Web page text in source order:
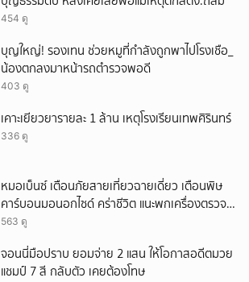
454 ดู
บุญใหญ่! รองเทน ช่วยหมูที่กำลังถูกพาไปโรงเชือ_
น้องตกลงมาหน้ารถตำรวจพอดี
403 ดู
เคาะเยียวยารายละ 1 ล้าน เหตุโรงเรียนเทพศิรินทร์
336 ดู
หมอเบ็นซ์ เตือนภัยสายเที่ยวฉายเดี่ยว เตือนพิษ
คาร์บอนมอนอกไซด์ คร่าชีวิต แนะพกเครื่องตรวจ
วัดติดตัว
563 ดู
จอนนี่มือปราบ ยอมจ่าย 2 แสน ให้โอกาสอดีตมวย
แชมป์ 7 สี กลับตัว เคยต้องโทษ